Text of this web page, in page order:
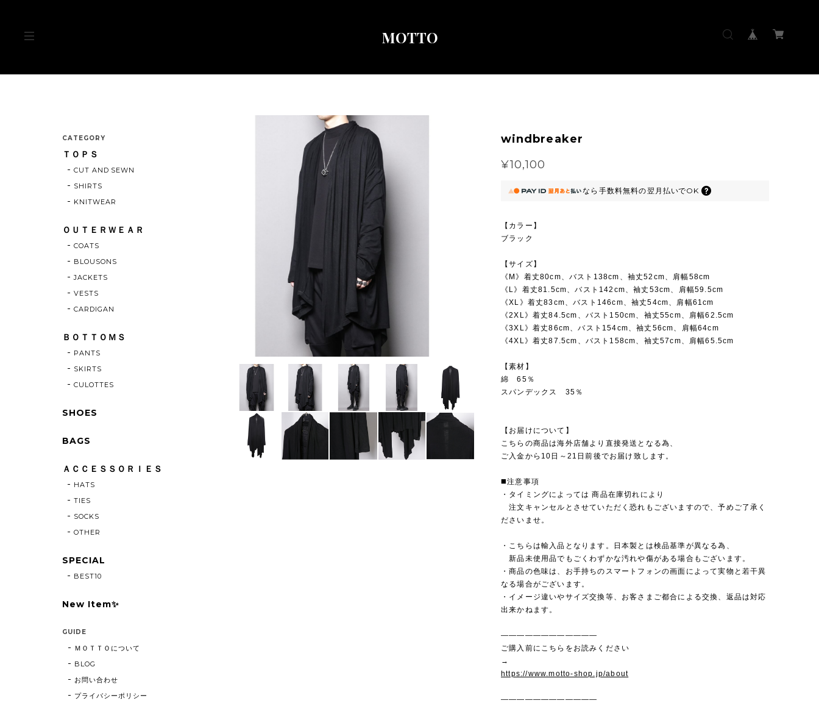
MOTTO
windbreaker
¥10,100
なら 手数料無料の翌月払いでOK
【カラー】
ブラック
【サイズ】
《M》着丈80cm、バスト138cm、袖丈52cm、肩幅58cm
《L》着丈81.5cm、バスト142cm、袖丈53cm、肩幅59.5cm
《XL》着丈83cm、バスト146cm、袖丈54cm、肩幅61cm
《2XL》着丈84.5cm、バスト150cm、袖丈55cm、肩幅62.5cm
《3XL》着丈86cm、バスト154cm、袖丈56cm、肩幅64cm
《4XL》着丈87.5cm、バスト158cm、袖丈57cm、肩幅65.5cm
【素材】
綿 65％
スパンデックス 35％
【お届けについて】
こちらの商品は海外店舗より直接発送となる為、
ご入金から10日～21日前後でお届け致します。
◼️注意事項
・タイミングによっては 商品在庫切れにより
注文キャンセルとさせていただく恐れもございますので、予めご了承く
ださいませ。
・こちらは輸入品となります。日本製とは検品基準が異なる為、
新品未使用品でもごくわずかな汚れや傷がある場合もございます。
・商品の色味は、お手持ちのスマートフォンの画面によって実物と若干異
なる場合がございます。
・イメージ違いやサイズ交換等、お客さまご都合による交換、返品は対応
出来かねます。
————————————
ご購入前にこちらをお読みください
→
https://www.motto-shop.jp/about
————————————
CATEGORY
ＴＯＰＳ
CUT AND SEWN
SHIRTS
KNITWEAR
ＯＵＴＥＲＷＥＡＲ
COATS
BLOUSONS
JACKETS
VESTS
CARDIGAN
ＢＯＴＴＯＭＳ
PANTS
SKIRTS
CULOTTES
SHOES
BAGS
ＡＣＣＥＳＳＯＲＩＥＳ
HATS
TIES
SOCKS
OTHER
SPECIAL
BEST10
New Item✨
GUIDE
ＭＯＴＴＯについて
BLOG
お問い合わせ
プライバシーポリシー